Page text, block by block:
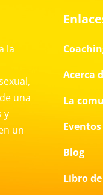
la
una
y
un
Acerca
La
Eventos
Blog
Libro